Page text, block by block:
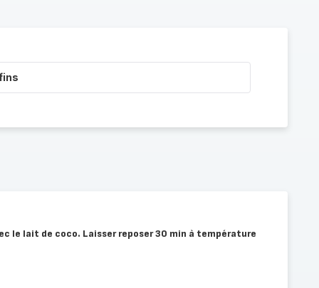
le lait de coco. Laisser reposer 30 min à température